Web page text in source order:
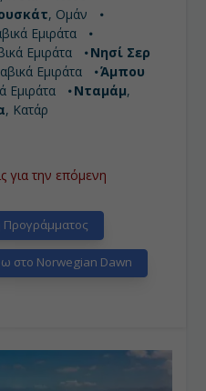
, Ομάν
Εμιράτα
Εμιράτα
Νησί Σερ
Εμιράτα
Άμπου
Εμιράτα Νταμάμ,
, Κατάρ
για την επόμενη
στο Norwegian Dawn